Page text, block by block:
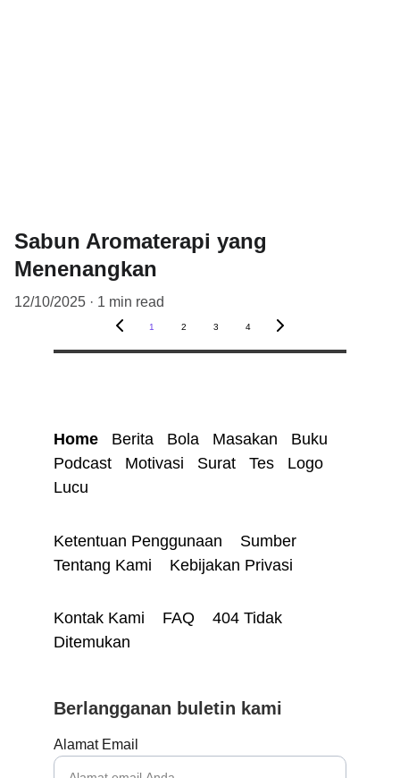
Sabun Aromaterapi yang
Menenangkan
12/10/2025 1 min read
1 2 3 4
Berlangganan buletin kami
Alamat Email
Home Berita Bola Masakan
Buku
Podcast
Motivasi Surat Tes
Logo
Lucu
Ketentuan Penggunaan
Sumber
Tentang Kami
Kebijakan Privasi
Kontak Kami FAQ
404 Tidak
Ditemukan